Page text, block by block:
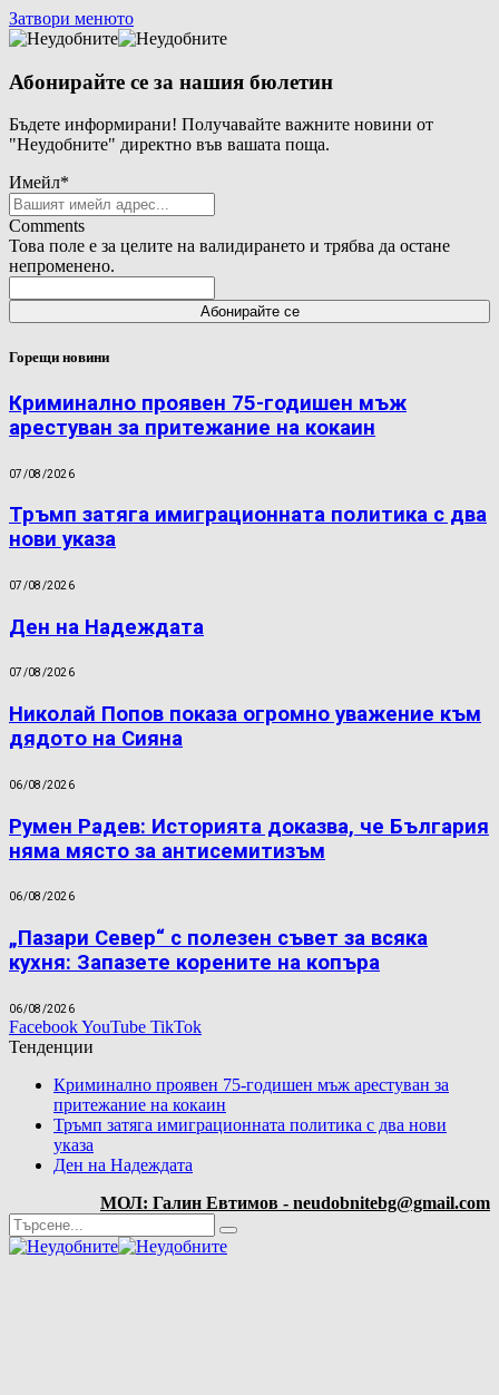
Затвори менюто
Абонирайте се за нашия бюлетин
Бъдете информирани! Получавайте важните новини от
"Неудобните" директно във вашата поща.
Имейл*
Comments
Това поле е за целите на валидирането и трябва да остане
непроменено.
Горещи новини
Криминално проявен 75-годишен мъж
арестуван за притежание на кокаин
07/08/2026
Тръмп затяга имиграционната политика с два
нови указа
07/08/2026
Ден на Надеждата
07/08/2026
Николай Попов показа огромно уважение към
дядото на Сияна
06/08/2026
Румен Радев: Историята доказва, че България
няма място за антисемитизъм
06/08/2026
„Пазари Север“ с полезен съвет за всяка
кухня: Запазете корените на копъра
06/08/2026
FacebookYouTube TikTok
Тенденции
Криминално проявен 75-годишен мъж арестуван за
притежание на кокаин
Тръмп затяга имиграционната политика с два нови
указа
Ден на Надеждата
МОЛ: Галин Евтимов - neudobnitebg@gmail.com